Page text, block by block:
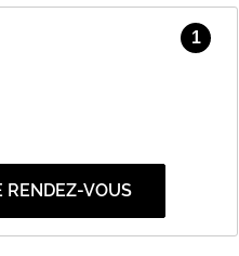
1
RENDEZ-VOUS